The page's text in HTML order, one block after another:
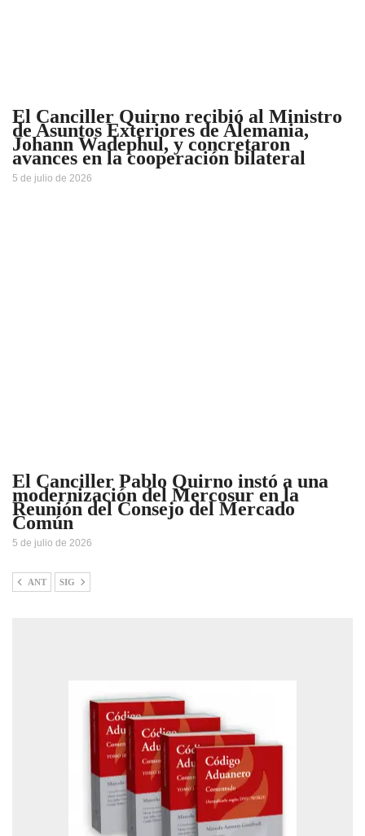
El Canciller Quirno recibió al Ministro
de Asuntos Exteriores de Alemania,
Johann Wadephul, y concretaron
avances en la cooperación bilateral
5 de julio de 2026
El Canciller Pablo Quirno instó a una
modernización del Mercosur en la
Reunión del Consejo del Mercado
Común
5 de julio de 2026
ANT SIG